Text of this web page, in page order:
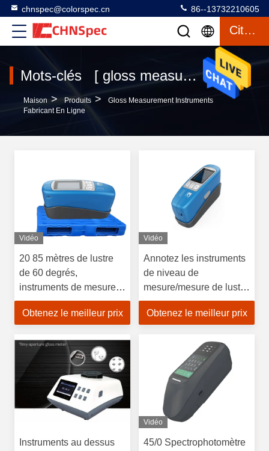
chnspec@colorspec.cn 86--13732210605
Citation
Mots-clés [ gloss measurement instruments ] Correspondre 120 produits
Maison > Produits >
Gloss Measurement Instruments
Fabricant En Ligne
Vidéo
20 85 mètres de lustre
de 60 degrés,
instruments de mesure
de lustre fonctionnant
l'humidité <85%
Obtenez le meilleur prix
Vidéo
Annotez les instruments
de niveau de
mesure/mesure de lustre
grande capacité de
batterie
Obtenez le meilleur prix
Instruments au dessus
Vidéo
45/0 Spectrophotomètre